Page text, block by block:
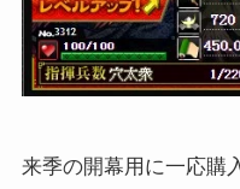
来季の開幕用に一応購